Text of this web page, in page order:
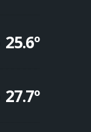
25.6º
27.7º